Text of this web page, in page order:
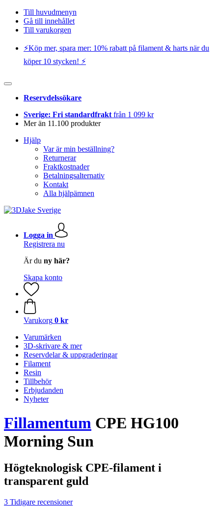
Till huvudmenyn
Gå till innehållet
Till varukorgen
⚡️Köp mer, spara mer: 10% rabatt på filament & harts när du
köper 10 stycken! ⚡️
Reservdelssökare
Sverige: Fri standardfrakt från 1 099 kr
Mer än 11.100 produkter
Hjälp
Var är min beställning?
Returnerar
Fraktkostnader
Betalningsalternativ
Kontakt
Alla hjälpämnen
Logga in
Registrera nu
Är du ny här?
Skapa konto
Varukorg 0 kr
Varumärken
3D-skrivare & mer
Reservdelar & uppgraderingar
Filament
Resin
Tillbehör
Erbjudanden
Nyheter
Fillamentum CPE HG100
Morning Sun
Högteknologisk CPE-filament i
transparent guld
3 Tidigare recensioner